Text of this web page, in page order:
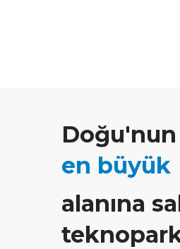
Doğu'nun
en büyük
alanına